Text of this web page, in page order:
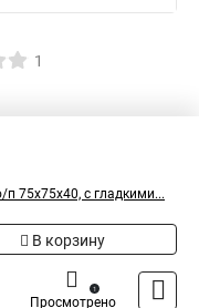
1
п 75х75х40, с гладкими...
В корзину
Просмотрено
1